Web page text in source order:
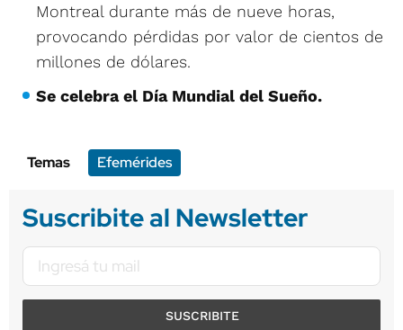
Montreal durante más de nueve horas,
provocando pérdidas por valor de cientos de
millones de dólares.
Se celebra el Día Mundial del Sueño.
Temas Efemérides
Suscribite al Newsletter
SUSCRIBITE